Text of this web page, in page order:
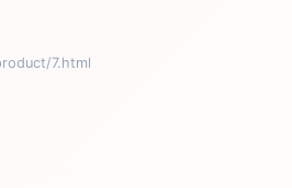
7.html